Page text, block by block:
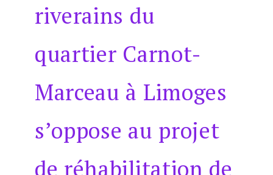
riverains du
quartier Carnot-
Marceau à Limoges
s’oppose au projet
de réhabilitation de